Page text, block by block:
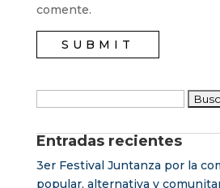
comente.
Entradas recientes
3er Festival Juntanza por la
popular, alternativa y